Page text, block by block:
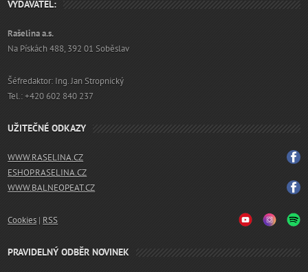
VYDAVATEL:
Rašelina a.s.
Na Pískách 488, 392 01 Soběslav
Šéfredaktor: Ing. Jan Stropnický
Tel.: +420 602 840 237
UŽITEČNÉ ODKAZY
WWW.RASELINA.CZ
ESHOP.RASELINA.CZ
WWW.BALNEOPEAT.CZ
Cookies | RSS
PRAVIDELNÝ ODBĚR NOVINEK